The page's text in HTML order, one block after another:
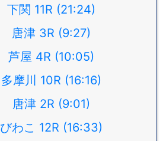
下関 11R (21:24)
唐津 3R (9:27)
芦屋 4R (10:05)
多摩川 10R (16:16)
唐津 2R (9:01)
びわこ 12R (16:33)